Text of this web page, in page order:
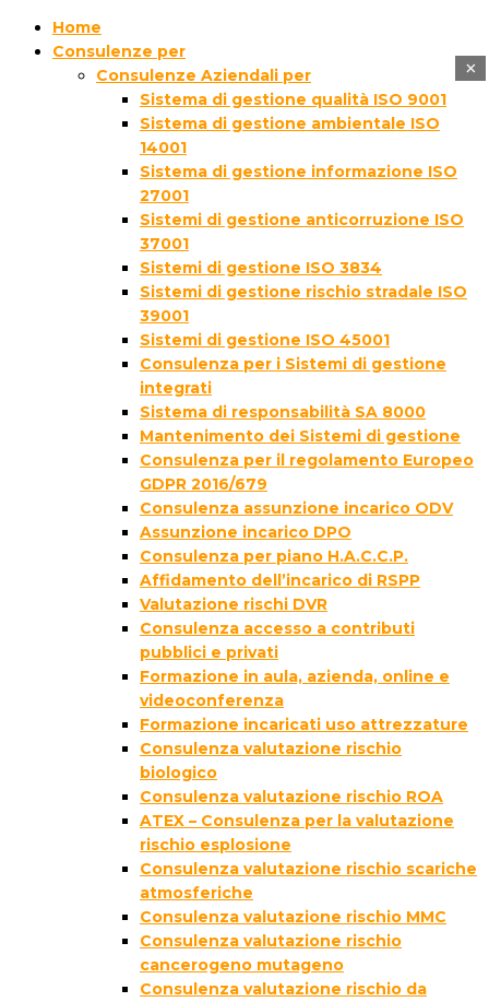
Home
Consulenze per
Consulenze Aziendali per
Sistema di gestione qualità ISO 9001
Sistema di gestione ambientale ISO
14001
Sistema di gestione informazione ISO
27001
Sistemi di gestione anticorruzione ISO
37001
Sistemi di gestione ISO 3834
Sistemi di gestione rischio stradale ISO
39001
Sistemi di gestione ISO 45001
Consulenza per i Sistemi di gestione
integrati
Sistema di responsabilità SA 8000
Mantenimento dei Sistemi di gestione
Consulenza per il regolamento Europeo
GDPR 2016/679
Consulenza assunzione incarico ODV
Assunzione incarico DPO
Consulenza per piano H.A.C.C.P.
Affidamento dell’incarico di RSPP
Valutazione rischi DVR
Consulenza accesso a contributi
pubblici e privati
Formazione in aula, azienda, online e
videoconferenza
Formazione incaricati uso attrezzature
Consulenza valutazione rischio
biologico
Consulenza valutazione rischio ROA
ATEX – Consulenza per la valutazione
rischio esplosione
Consulenza valutazione rischio scariche
atmosferiche
Consulenza valutazione rischio MMC
Consulenza valutazione rischio
cancerogeno mutageno
Consulenza valutazione rischio da
×